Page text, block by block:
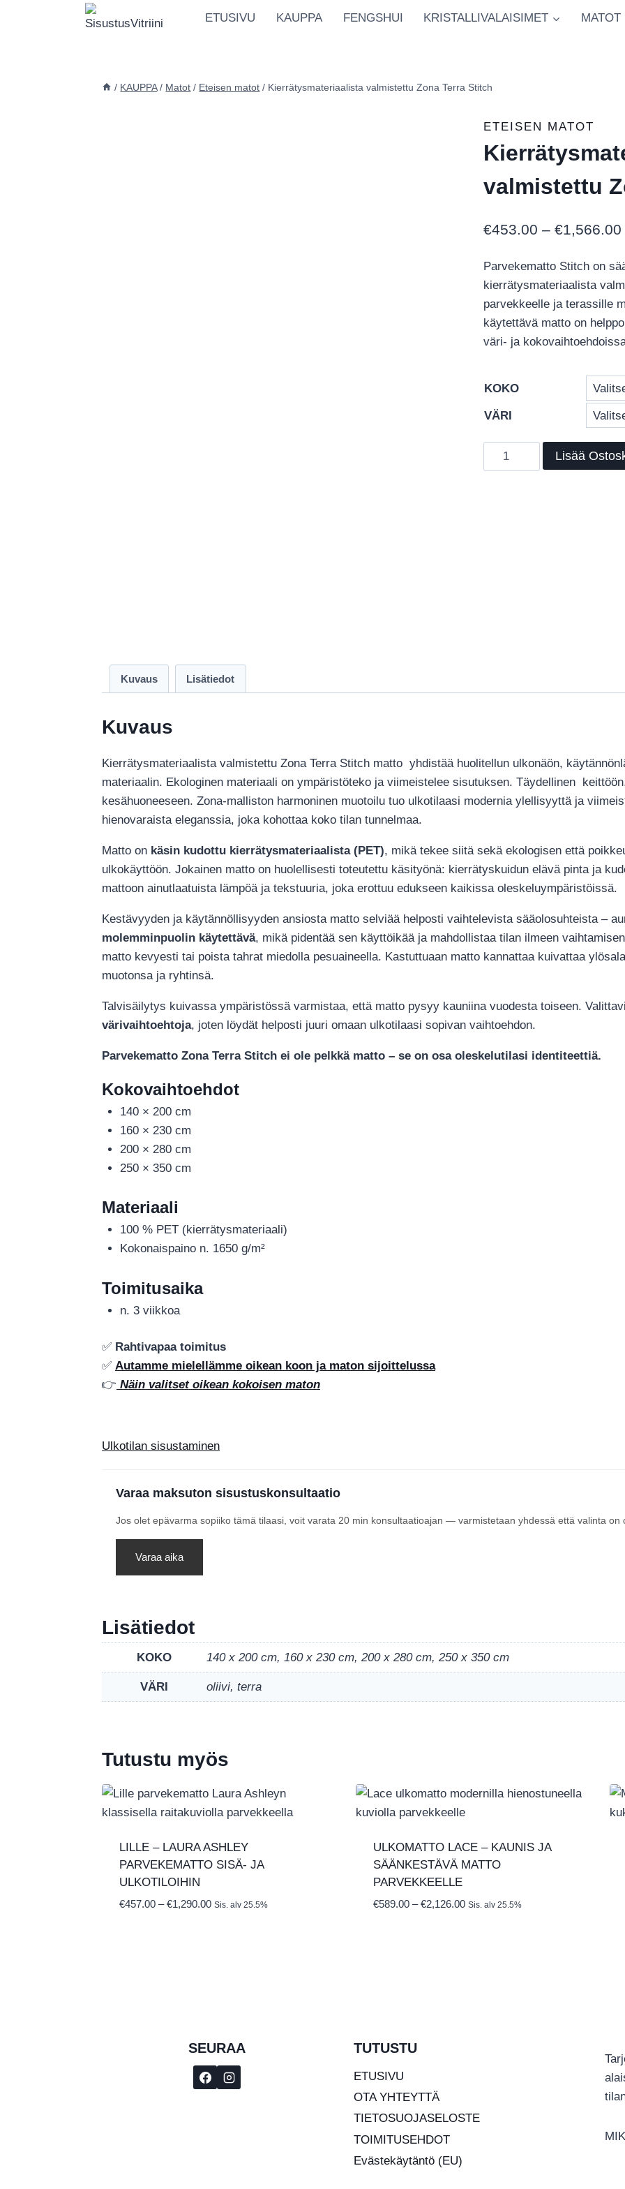
ETUSIVU KAUPPA FENGSHUI KRISTALLIVALAISIMET MATOT
/ KAUPPA / Matot / Eteisen matot / Kierrätysmateriaalista valmistettu Zona Terra Stitch
ETEISEN MATOT
valmistettu
€453.00 – €1,566.00
Parvekematto Stitch on
kierrätysmateriaalista
parvekkeelle ja terassille
käytettävä matto on
väri- ja
KOKO
VÄRI
Kierrätysmateriaalista
valmistettu
Lisää
Kuvaus Lisätiedot
Kuvaus
Kierrätysmateriaalista valmistettu Zona Terra Stitch matto yhdistää huolitellun ulkonäön,
materiaalin. Ekologinen materiaali on ympäristöteko ja viimeistelee sisutuksen. Täydellinen
kesähuoneeseen. Zona‑malliston harmoninen muotoilu tuo ulkotilaasi modernia ylellisyyttä ja
hienovaraista eleganssia, joka kohottaa koko tilan tunnelmaa.
Matto on käsin kudottu kierrätysmateriaalista (PET), mikä tekee siitä sekä ekologisen että
ulkokäyttöön. Jokainen matto on huolellisesti toteutettu käsityönä: kierrätyskuidun elävä pinta ja
mattoon ainutlaatuista lämpöä ja tekstuuria, joka erottuu edukseen kaikissa oleskeluympäristöissä.
Kestävyyden ja käytännöllisyyden ansiosta matto selviää helposti vaihtelevista sääolosuhteista –
molemminpuolin käytettävä, mikä pidentää sen käyttöikää ja mahdollistaa tilan ilmeen
matto kevyesti tai poista tahrat miedolla pesuaineella. Kastuttuaan matto kannattaa kuivattaa
muotonsa ja ryhtinsä.
Talvisäilytys kuivassa ympäristössä varmistaa, että matto pysyy kauniina vuodesta toiseen.
värivaihtoehtoja, joten löydät helposti juuri omaan ulkotilaasi sopivan vaihtoehdon.
Parvekematto Zona Terra Stitch ei ole pelkkä matto – se on osa oleskelutilasi identiteettiä.
Kokovaihtoehdot
140 × 200 cm
160 × 230 cm
200 × 280 cm
250 × 350 cm
Materiaali
100 % PET (kierrätysmateriaali)
Kokonaispaino n. 1650 g/m²
Toimitusaika
n. 3 viikkoa
✅ Rahtivapaa toimitus
✅ Autamme mielellämme oikean koon ja maton sijoittelussa
👉 Näin valitset oikean kokoisen maton
Ulkotilan sisustaminen
Varaa maksuton sisustuskonsultaatio
Jos olet epävarma sopiiko tämä tilaasi, voit varata 20 min konsultaatioajan — varmistetaan yhdessä että valinta on
Varaa aika
Lisätiedot
KOKO 140 x 200 cm, 160 x 230 cm, 200 x 280 cm, 250 x 350 cm
VÄRI oliivi, terra
Tutustu myös
LILLE – LAURA ASHLEY
PARVEKEMATTO SISÄ- JA
ULKOTILOIHIN
€457.00 – €1,290.00Hintaluokka:
Sis. alv 25.5%
ULKOMATTO LACE – KAUNIS JA
SÄÄNKESTÄVÄ MATTO
PARVEKKEELLE
€589.00 – €2,126.00Hintaluokka:
Sis. alv 25.5%
SEURAA TUTUSTU
ETUSIVU
OTA YHTEYTTÄ
TIETOSUOJASELOSTE
TOIMITUSEHDOT
Evästekäytäntö (EU)